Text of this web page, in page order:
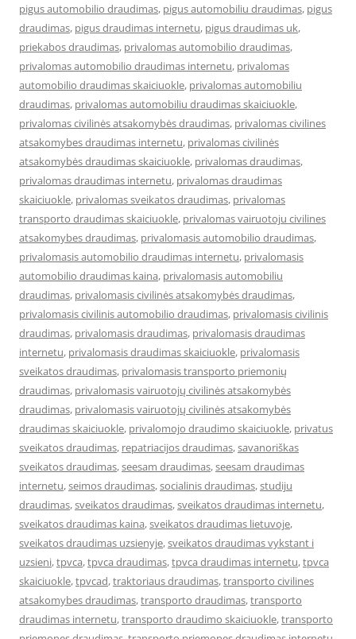
pigus automobilio draudimas, pigus automobiliu draudimas, pigus
draudimas, pigus draudimas internetu, pigus draudimas uk,
priekabos draudimas, privalomas automobilio draudimas,
privalomas automobilio draudimas internetu, privalomas
automobilio draudimas skaiciuokle, privalomas automobiliu
draudimas, privalomas automobiliu draudimas skaiciuokle,
privalomas civilinės atsakomybės draudimas, privalomas civilines
atsakomybes draudimas internetu, privalomas civilinės
atsakomybės draudimas skaiciuokle, privalomas draudimas,
privalomas draudimas internetu, privalomas draudimas
skaiciuokle, privalomas sveikatos draudimas, privalomas
transporto draudimas skaiciuokle, privalomas vairuotoju civilines
atsakomybes draudimas, privalomasis automobilio draudimas,
privalomasis automobilio draudimas internetu, privalomasis
automobilio draudimas kaina, privalomasis automobiliu
draudimas, privalomasis civilinės atsakomybės draudimas,
privalomasis civilinis automobilio draudimas, privalomasis civilinis
draudimas, privalomasis draudimas, privalomasis draudimas
internetu, privalomasis draudimas skaiciuokle, privalomasis
sveikatos draudimas, privalomasis transporto priemonių
draudimas, privalomasis vairuotojų civilinės atsakomybės
draudimas, privalomasis vairuotojų civilinės atsakomybės
draudimas skaiciuokle, privalomojo draudimo skaiciuokle, privatus
sveikatos draudimas, repatriacijos draudimas,savanoriškas
sveikatos draudimas,seesam draudimas,seesam draudimas
internetu,seimos draudimas,socialinis draudimas,studiju
draudimas,sveikatos draudimas,sveikatos draudimas internetu,
sveikatos draudimas kaina,sveikatos draudimas lietuvoje,
sveikatos draudimas uzsienyje,sveikatos draudimas vykstant i
uzsieni,tpvca,tpvca draudimas,tpvca draudimas internetu,tpvca
skaiciuokle,tpvcad,traktoriaus draudimas,transporto civilines
atsakomybes draudimas,transporto draudimas,transporto
draudimas internetu,transporto draudimo skaiciuokle,transporto